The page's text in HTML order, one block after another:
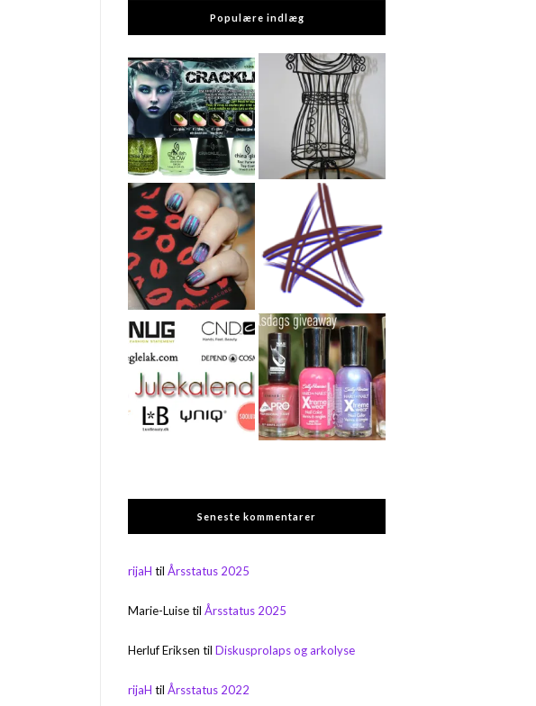
Populære indlæg
Seneste kommentarer
rijaH tilÅrsstatus 2025
Marie-LuisetilÅrsstatus 2025
Herluf Eriksen tilDiskusprolaps og arkolyse
rijaH tilÅrsstatus 2022